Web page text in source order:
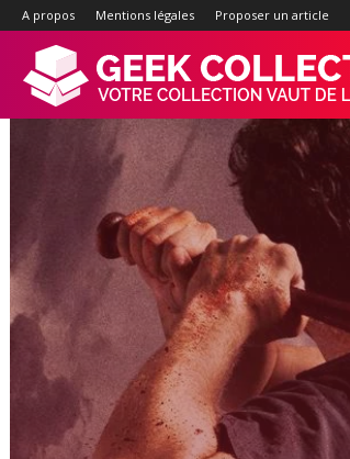
A propos Mentions légales Proposer un article